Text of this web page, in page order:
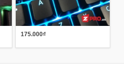
175.000₫